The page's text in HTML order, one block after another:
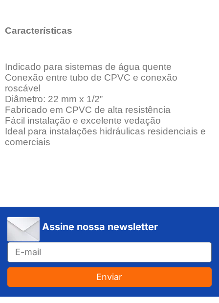
Características
Indicado para sistemas de água quente
Conexão entre tubo de CPVC e conexão
roscável
Diâmetro: 22 mm x 1/2”
Fabricado em CPVC de alta resistência
Fácil instalação e excelente vedação
Ideal para instalações hidráulicas residenciais e
comerciais
Assine nossa newsletter
Enviar